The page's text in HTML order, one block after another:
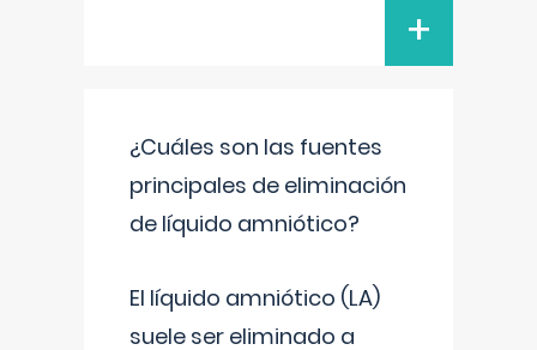
+
¿Cuáles son las fuentes
principales de eliminación
de líquido amniótico?
El líquido amniótico (LA)
suele ser eliminado a